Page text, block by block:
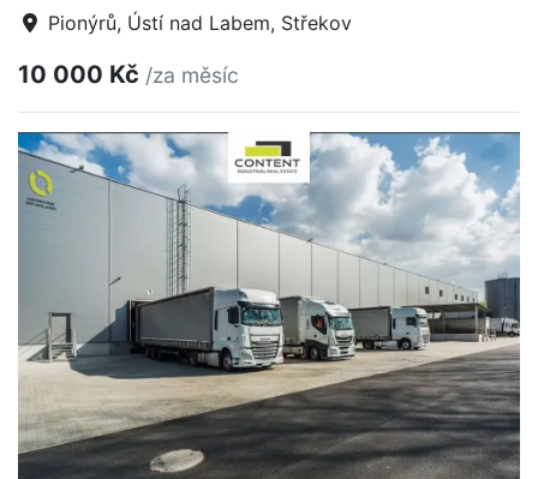
Pionýrů, Ústí nad Labem, Střekov
10 000 Kč /za měsíc